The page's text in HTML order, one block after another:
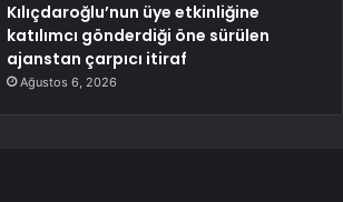
Kılıçdaroğlu’nun üye etkinliğine
katılımcı gönderdiği öne sürülen
ajanstan çarpıcı itiraf
Ağustos 6, 2026